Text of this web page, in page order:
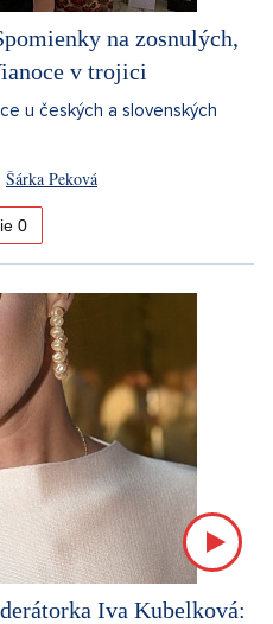
na zosnulých,
v trojici
u českých a slovenských
Šárka Peková
0
Iva Kubelková: